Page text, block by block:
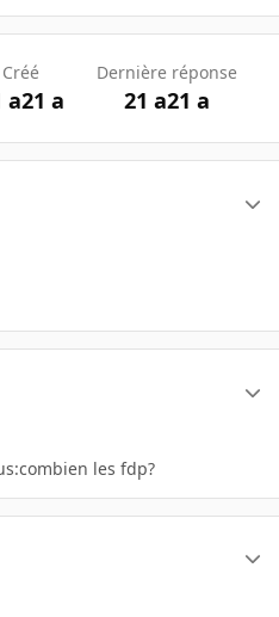
Créé
a21 a
Dernière réponse
21 a21 a
les fdp?